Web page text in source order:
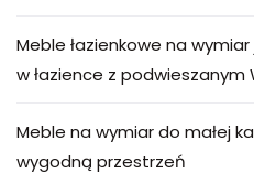
Meble łazienkowe na
w łazience z podwieszanym
Meble na wymiar do małej
wygodną przestrzeń